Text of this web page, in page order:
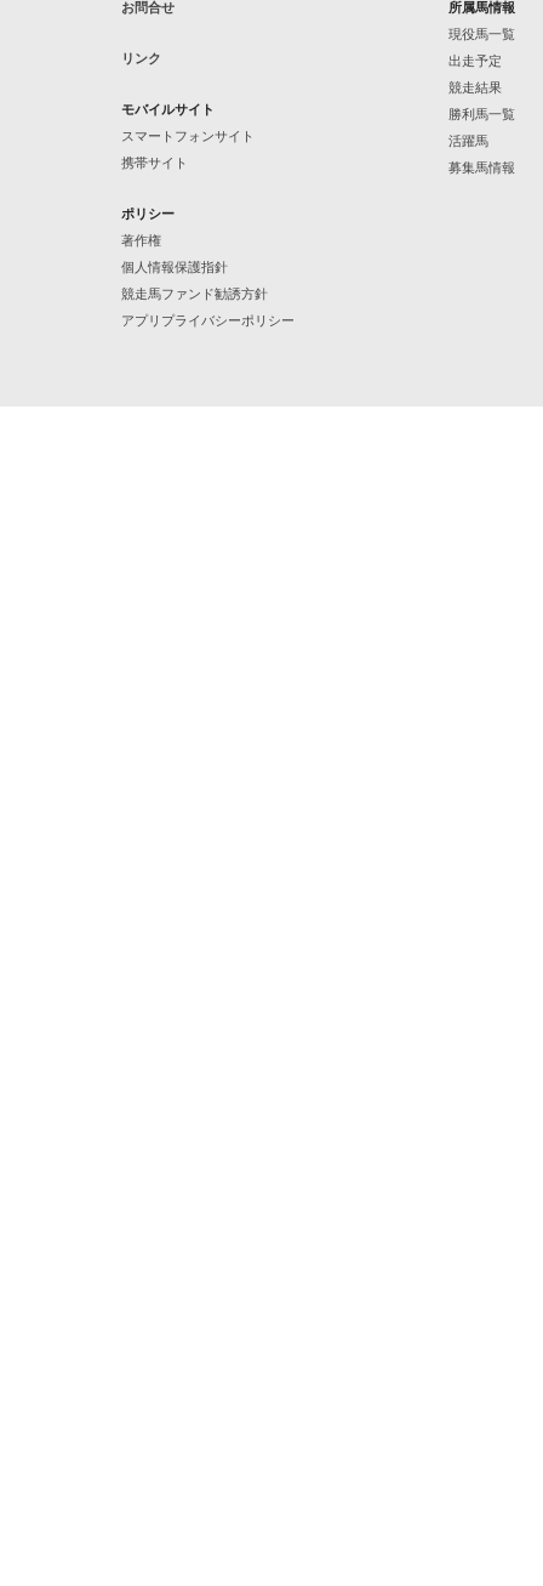
お問合せ
リンク
モバイルサイト
スマートフォンサイト
携帯サイト
ポリシー
著作権
個人情報保護指針
競走馬ファンド勧誘方針
アプリプライバシーポリシー
所属馬情報
現役馬一覧
出走予定
競走結果
勝利馬一覧
活躍馬
募集馬情報